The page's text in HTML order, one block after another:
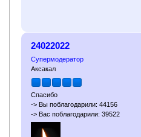
24022022
Супермодератор
Аксакал
Спасибо
-> Вы поблагодарили: 44156
-> Вас поблагодарили: 39522